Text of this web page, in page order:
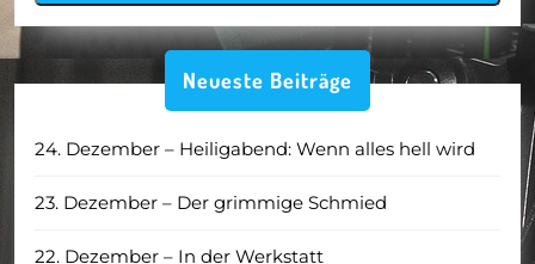
Neueste Beiträge
24. Dezember – Heiligabend: Wenn alles hell wird
23. Dezember – Der grimmige Schmied
22. Dezember – In der Werkstatt